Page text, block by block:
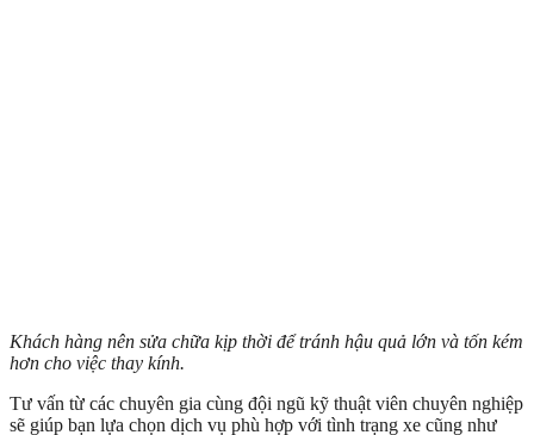
Khách hàng nên sửa chữa kịp thời để tránh hậu quả lớn và tốn kém
hơn cho việc thay kính.
Tư vấn từ các chuyên gia cùng đội ngũ kỹ thuật viên chuyên nghiệp
sẽ giúp bạn lựa chọn dịch vụ phù hợp với tình trạng xe cũng như